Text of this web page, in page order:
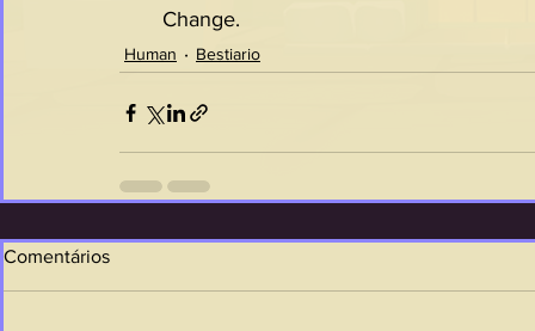
Change.
Human Bestiario
Comentários